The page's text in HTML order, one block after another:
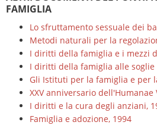
FAMIGLIA
Lo sfruttamento sessuale dei
Metodi naturali per la
I diritti della famiglia e i mezzi
I diritti della famiglia alle soglie
Gli Istituti per la famiglia e per
XXV anniversario dell'Humanae
I diritti e la cura degli anziani,
Famiglia e adozione, 1994